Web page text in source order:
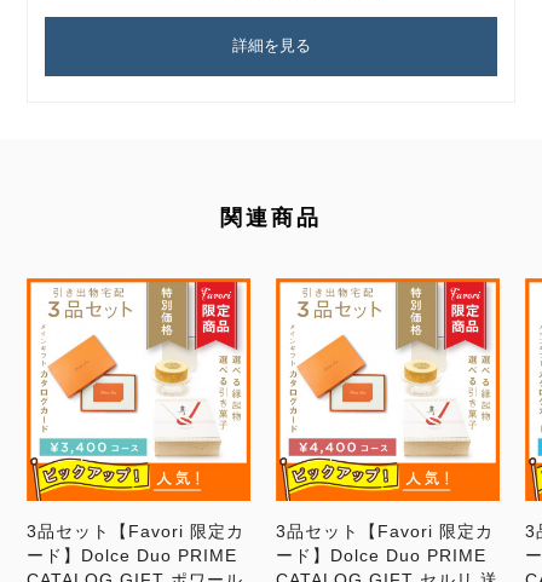
詳細を見る
関連商品
3品セット【Favori 限定カ
ード】Dolce Duo PRIME
3品セット【Favori 限定カ
ード】Dolce Duo PRIME
3